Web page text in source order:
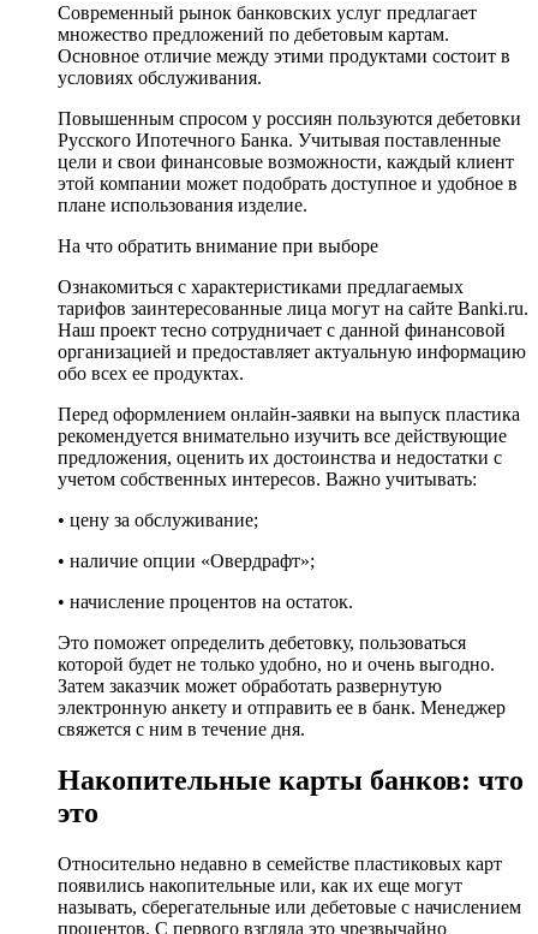
Современный рынок банковских услуг предлагает
множество предложений по дебетовым картам.
Основное отличие между этими продуктами состоит в
условиях обслуживания.
Повышенным спросом у россиян пользуются дебетовки
Русского Ипотечного Банка. Учитывая поставленные
цели и свои финансовые возможности, каждый клиент
этой компании может подобрать доступное и удобное в
плане использования изделие.
На что обратить внимание при выборе
Ознакомиться с характеристиками предлагаемых
тарифов заинтересованные лица могут на сайте Banki.ru.
Наш проект тесно сотрудничает с данной финансовой
организацией и предоставляет актуальную информацию
обо всех ее продуктах.
Перед оформлением онлайн-заявки на выпуск пластика
рекомендуется внимательно изучить все действующие
предложения, оценить их достоинства и недостатки с
учетом собственных интересов. Важно учитывать:
• цену за обслуживание;
• наличие опции «Овердрафт»;
• начисление процентов на остаток.
Это поможет определить дебетовку, пользоваться
которой будет не только удобно, но и очень выгодно.
Затем заказчик может обработать развернутую
электронную анкету и отправить ее в банк. Менеджер
свяжется с ним в течение дня.
Накопительные карты банков: что
это
Относительно недавно в семействе пластиковых карт
появились накопительные или, как их еще могут
называть, сберегательные или дебетовые с начислением
процентов. С первого взгляда это чрезвычайно